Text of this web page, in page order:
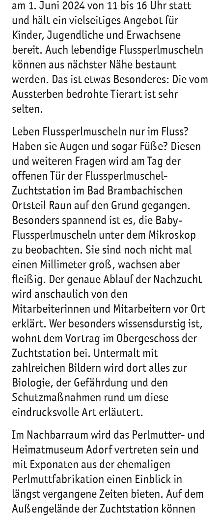
am 1. Juni 2024 von 11 bis 16 Uhr statt
und hält ein vielseitiges Angebot für
Kinder, Jugendliche und Erwachsene
bereit. Auch lebendige Flussperlmuscheln
können aus nächster Nähe bestaunt
werden. Das ist etwas Besonderes: Die vom
Aussterben bedrohte Tierart ist sehr
selten.
Leben Flussperlmuscheln nur im Fluss?
Haben sie Augen und sogar Füße? Diesen
und weiteren Fragen wird am Tag der
offenen Tür der Flussperlmuschel-
Zuchtstation im Bad Brambachischen
Ortsteil Raun auf den Grund gegangen.
Besonders spannend ist es, die Baby-
Flussperlmuscheln unter dem Mikroskop
zu beobachten. Sie sind noch nicht mal
einen Millimeter groß, wachsen aber
fleißig. Der genaue Ablauf der Nachzucht
wird anschaulich von den
Mitarbeiterinnen und Mitarbeitern vor Ort
erklärt. Wer besonders wissensdurstig ist,
wohnt dem Vortrag im Obergeschoss der
Zuchtstation bei. Untermalt mit
zahlreichen Bildern wird dort alles zur
Biologie, der Gefährdung und den
Schutzmaßnahmen rund um diese
eindrucksvolle Art erläutert.
Im Nachbarraum wird das Perlmutter- und
Heimatmuseum Adorf vertreten sein und
mit Exponaten aus der ehemaligen
Perlmuttfabrikation einen Einblick in
längst vergangene Zeiten bieten. Auf dem
Außengelände der Zuchtstation können